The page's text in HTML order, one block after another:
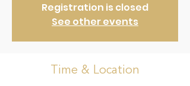
Registration is closed
See other events
Time & Location